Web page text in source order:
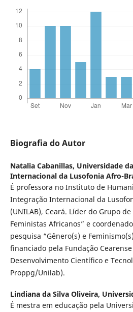
Biografia do Autor
Natalia Cabanillas, Universidade
Internacional da Lusofonia Afro-
É professora no Instituto de
Integração Internacional da
(UNILAB), Ceará. Líder do Grupo
Feministas Africanos” e
pesquisa “Gênero(s) e
financiado pela Fundação
Desenvolvimento Científico e
Proppg/Unilab).
Lindiana da Silva Oliveira,
É mestra em educação pela